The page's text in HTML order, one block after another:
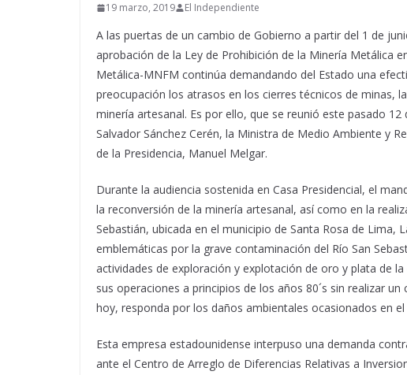
19 marzo, 2019 El Independiente
A las puertas de un cambio de Gobierno a partir del 1 de
aprobación de la Ley de Prohibición de la Minería Metálica
Metálica-MNFM continúa demandando del Estado una
preocupación los atrasos en los cierres técnicos de minas,
minería artesanal. Es por ello, que se reunió este pasado
Salvador Sánchez Cerén, la Ministra de Medio Ambiente y
de la Presidencia, Manuel Melgar.
Durante la audiencia sostenida en Casa Presidencial, el
la reconversión de la minería artesanal, así como en la
Sebastián, ubicada en el municipio de Santa Rosa de Lima,
emblemáticas por la grave contaminación del Río San
actividades de exploración y explotación de oro y plata de
sus operaciones a principios de los años 80´s sin realizar
hoy, responda por los daños ambientales ocasionados en el
Esta empresa estadounidense interpuso una demanda
ante el Centro de Arreglo de Diferencias Relativas a